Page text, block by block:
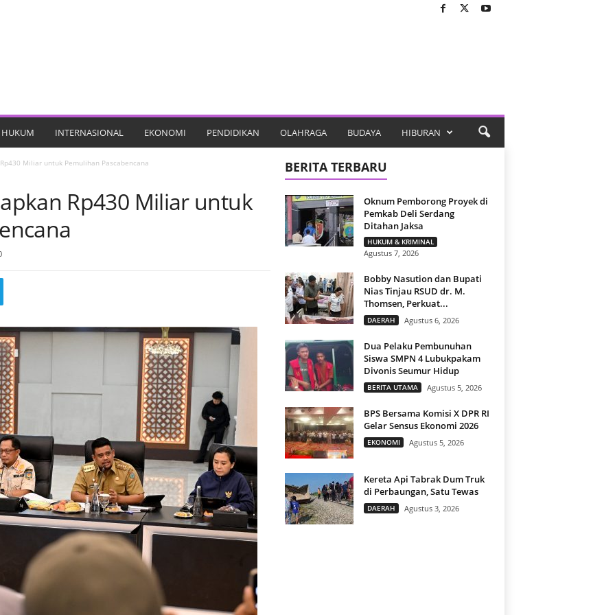
HUKUM INTERNASIONAL EKONOMI PENDIDIKAN OLAHRAGA BUDAYA HIBURAN
Miliar untuk Pemulihan Pascabencana
Rp430 Miliar untuk
BERITA TERBARU
Oknum Pemborong Proyek di
Pemkab Deli Serdang
Ditahan Jaksa
HUKUM & KRIMINAL
Agustus 7, 2026
Bobby Nasution dan Bupati
Nias Tinjau RSUD dr. M.
Thomsen, Perkuat...
DAERAH Agustus 6, 2026
Dua Pelaku Pembunuhan
Siswa SMPN 4 Lubukpakam
Divonis Seumur Hidup
BERITA UTAMA Agustus 5, 2026
BPS Bersama Komisi X DPR RI
Gelar Sensus Ekonomi 2026
EKONOMI Agustus 5, 2026
Kereta Api Tabrak Dum Truk
di Perbaungan, Satu Tewas
DAERAH Agustus 3, 2026